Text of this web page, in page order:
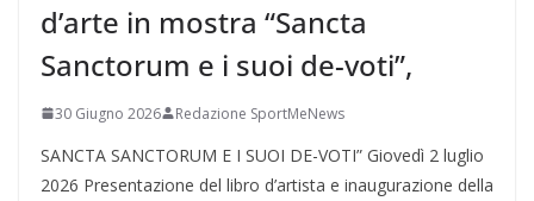
d’arte in mostra “Sancta
Sanctorum e i suoi de-voti”,
30 Giugno 2026 Redazione SportMeNews
SANCTA SANCTORUM E I SUOI DE-VOTI” Giovedì 2 luglio
2026 Presentazione del libro d’artista e inaugurazione della